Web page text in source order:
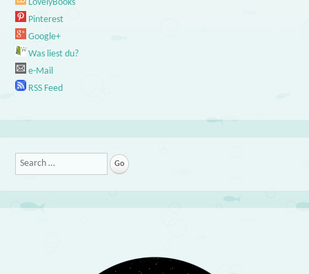
LovelyBooks
Pinterest
Google+
Was liest du?
e-Mail
RSS Feed
Search